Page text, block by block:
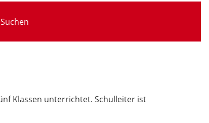
Suchen
Klassen unterrichtet. Schulleiter ist